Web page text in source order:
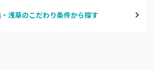
・浅草のこだわり条件から探す